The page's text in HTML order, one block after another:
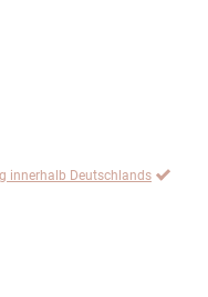
innerhalb Deutschlands